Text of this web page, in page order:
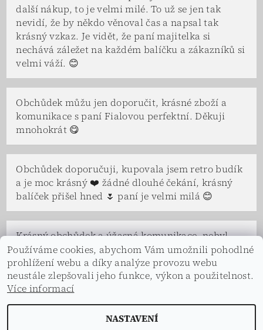
další nákup, to je velmi milé. To už se jen tak
nevidí, že by někdo věnoval čas a napsal tak
krásný vzkaz. Je vidět, že paní majitelka si
nechává záležet na každém balíčku a zákazníků si
velmi váží. 😊
Obchůdek můžu jen doporučit, krásné zboží a
komunikace s paní Fialovou perfektní. Děkuji
mnohokrát 😋
Obchůdek doporučuji, kupovala jsem retro budík
a je moc krásný ❤️ žádné dlouhé čekání, krásný
balíček přišel hned 🌷 paní je velmi milá 😊
Krásný obchůdek a úžasná komunikace, nebyl
problém se na čemkoliv domluvit. Paní Fialová a
celá její rodina je velice vstřícná a ochotná, ve
všem nám vyšli vstříc a s úsměvem. Děkuji.
Používáme cookies, abychom Vám umožnili pohodlné
prohlížení webu a díky analýze provozu webu
neustále zlepšovali jeho funkce, výkon a použitelnost.
Více informací
NASTAVENÍ